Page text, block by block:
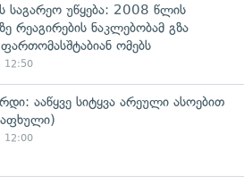
საგარეო უწყება: 2008 წლის
რეაგირების ნაკლებობამ გზა
ფართომასშტაბიან ომებს
12:50
ააწყვე სიტყვა არეული ასოებით
12:00